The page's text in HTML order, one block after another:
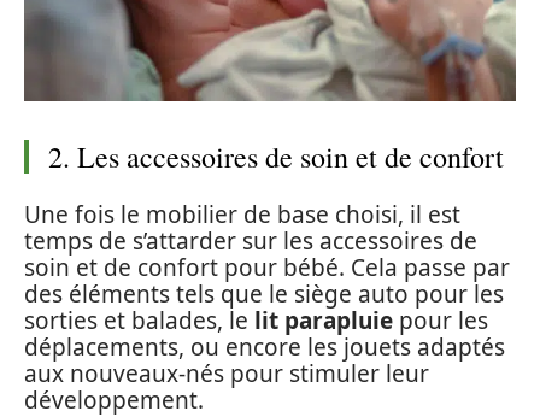
2. Les accessoires de soin et de confort
Une fois le mobilier de base choisi, il est
temps de s’attarder sur les accessoires de
soin et de confort pour bébé. Cela passe par
des éléments tels que le siège auto pour les
sorties et balades, le lit parapluie pour les
déplacements, ou encore les jouets adaptés
aux nouveaux-nés pour stimuler leur
développement.